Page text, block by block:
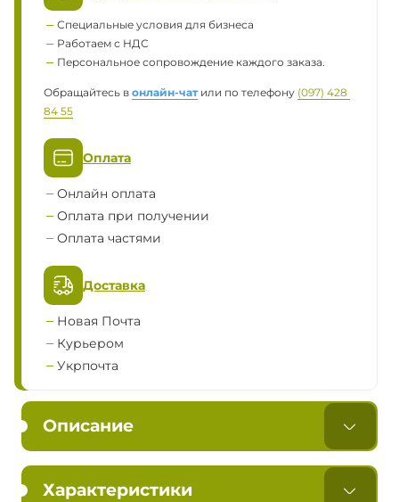
Специальные условия для бизнеса
Работаем с НДС
Персональное сопровождение каждого заказа.
Обращайтесь в онлайн-чатили по телефону (097) 428
84 55
Оплата
Онлайн оплата
Оплата при получении
Оплата частями
Доставка
Новая Почта
Курьером
Укрпочта
Описание
Характеристики